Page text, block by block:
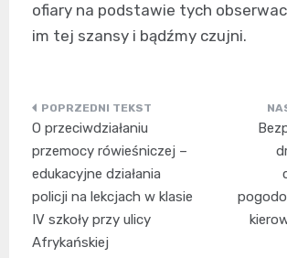
ofiary na podstawie tych
im tej szansy i bądźmy czujni.
Nawigacja
wpisu
O przeciwdziałaniu
przemocy rówieśniczej –
edukacyjne działania
policji na lekcjach w klasie
IV szkoły przy ulicy
Afrykańskiej